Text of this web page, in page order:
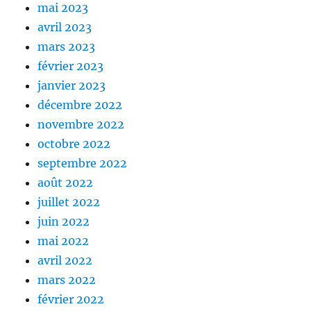
mai 2023
avril 2023
mars 2023
février 2023
janvier 2023
décembre 2022
novembre 2022
octobre 2022
septembre 2022
août 2022
juillet 2022
juin 2022
mai 2022
avril 2022
mars 2022
février 2022